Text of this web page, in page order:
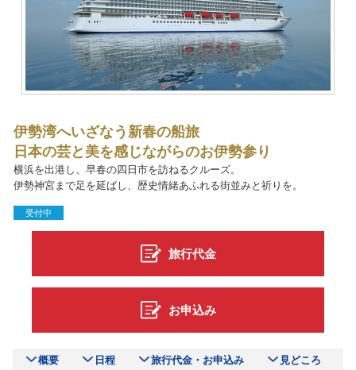
伊勢湾へいざなう新春の船旅
日本の芸と美を感じながらのお伊勢参り
横浜を出港し、早春の四日市を訪ねるクルーズ。
伊勢神宮まで足を延ばし、歴史情緒あふれる街並みと祈りを。
受付中
旅行代金
お申込み
概要 日程 旅行代金・お申込み
見どころ